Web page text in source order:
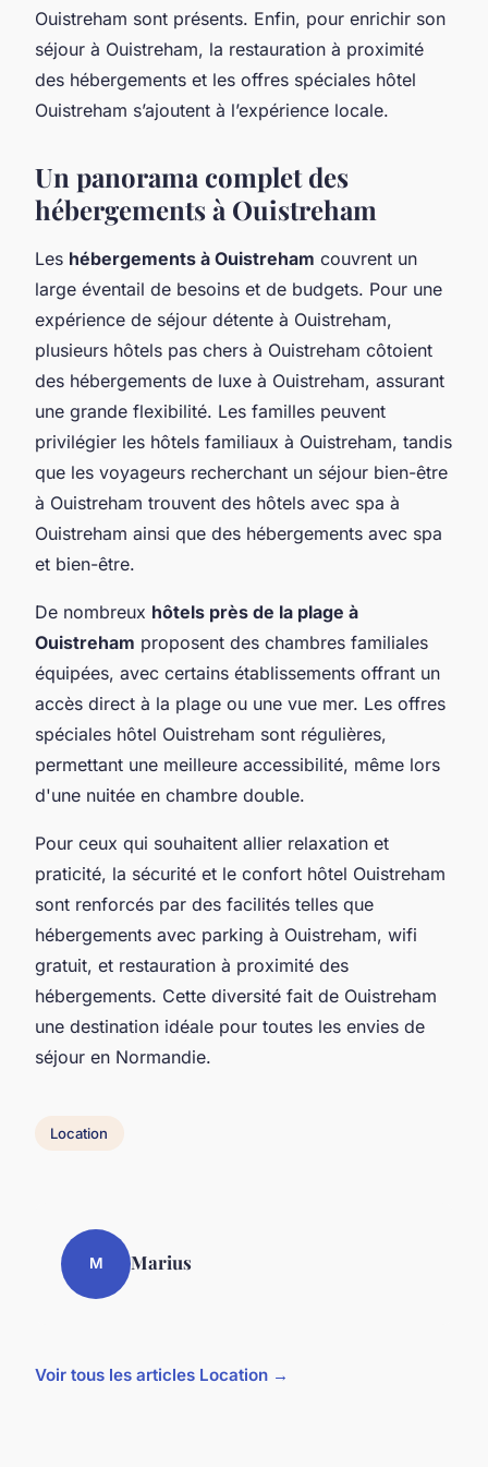
Ouistreham sont présents. Enfin, pour enrichir son
séjour à Ouistreham, la restauration à proximité
des hébergements et les offres spéciales hôtel
Ouistreham s’ajoutent à l’expérience locale.
Un panorama complet des
hébergements à Ouistreham
Les hébergements à Ouistreham couvrent un
large éventail de besoins et de budgets. Pour une
expérience de séjour détente à Ouistreham,
plusieurs hôtels pas chers à Ouistreham côtoient
des hébergements de luxe à Ouistreham, assurant
une grande flexibilité. Les familles peuvent
privilégier les hôtels familiaux à Ouistreham, tandis
que les voyageurs recherchant un séjour bien-être
à Ouistreham trouvent des hôtels avec spa à
Ouistreham ainsi que des hébergements avec spa
et bien-être.
De nombreux hôtels près de la plage à
Ouistreham proposent des chambres familiales
équipées, avec certains établissements offrant un
accès direct à la plage ou une vue mer. Les offres
spéciales hôtel Ouistreham sont régulières,
permettant une meilleure accessibilité, même lors
d'une nuitée en chambre double.
Pour ceux qui souhaitent allier relaxation et
praticité, la sécurité et le confort hôtel Ouistreham
sont renforcés par des facilités telles que
hébergements avec parking à Ouistreham, wifi
gratuit, et restauration à proximité des
hébergements. Cette diversité fait de Ouistreham
une destination idéale pour toutes les envies de
séjour en Normandie.
Location
M Marius
Voir tous les articles Location →